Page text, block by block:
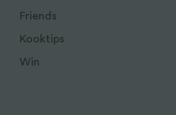
Friends
Kooktips
Win